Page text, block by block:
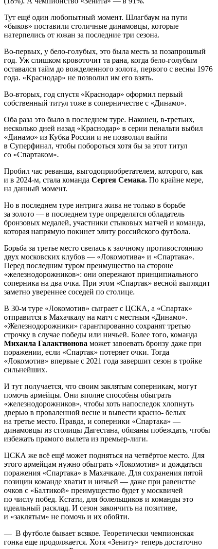
Тут ещё один любопытный момент. Шлагбаум на пути
«быков» поставили столичные динамовцы, которые
натерпелись от южан за последние три сезона.
Во-первых, у бело-голубых, это была месть за позапрошлый
год. Уж слишком кровоточит та рана, когда бело-голубым
оставался тайм до вожделенного золота, первого с весны 1976
года. «Краснодар» не позволил им его взять.
Во-вторых, год спустя «Краснодар» оформил первый
собственный титул тоже в соперничестве с «Динамо».
Оба раза это было в последнем туре. Наконец, в-третьих,
несколько дней назад «Краснодар» в серии пенальти выбил
«Динамо» из Кубка России и не позволил выйти
в Суперфинал, чтобы побороться хотя бы за этот титул
со «Спартаком».
Пробил час реванша, выгодоприобретателем, которого, как
и в 2024-м, стала команда Сергея Семака. По крайне мере,
на данный момент.
Но в последнем туре интрига жива не только в борьбе
за золото — в последнем туре определятся обладатель
бронзовых медалей, участники стыковых матчей и команда,
которая напрямую покинет элиту российского футбола.
Борьба за третье место свелась к заочному противостоянию
двух московских клубов — «Локомотива» и «Спартака».
Перед последним туром преимущество на стороне
«железнодорожников»: они опережают принципиального
соперника на два очка. При этом «Спартак» весной выглядит
заметно увереннее соседей по столице.
В 30-м туре «Локомотив» сыграет с ЦСКА, а «Спартак»
отправится в Махачкалу на матч с местным «Динамо».
«Железнодорожники» гарантированно сохранят третью
строчку в случае победы или ничьей. Более того, команда
Михаила Галактионова может завоевать бронзу даже при
поражении, если «Спартак» потеряет очки. Тогда
«Локомотив» впервые с 2021 года завершит сезон в тройке
сильнейших.
И тут получается, что своим заклятым соперникам, могут
помочь армейцы. Они вполне способны обыграть
«железнодорожников», чтобы хоть напоследок хлопнуть
дверью в проваленной весне и вывести красно- белых
на третье место. Правда, и соперники «Спартака» —
динамовцы из столицы Дагестана, обязаны побеждать, чтобы
избежать прямого вылета из премьер-лиги.
ЦСКА же всё ещё может подняться на четвёртое место. Для
этого армейцам нужно обыграть «Локомотив» и дождаться
поражения «Спартака» в Махачкале. Для сохранения пятой
позиции команде хватит и ничьей — даже при равенстве
очков с «Балтикой» преимущество будет у москвичей
по числу побед. Кстати, для болельщиков и команды это
идеальный расклад. И сезон закончить на позитиве,
и «заклятым» не помочь и их обойти.
— В футболе бывает всякое. Теоретически чемпионская
гонка еще продолжается. Хотя «Зениту» теперь достаточно